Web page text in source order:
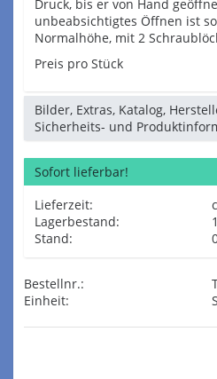
Druck, bis er von Hand
unbeabsichtigtes Öffnen ist
Normalhöhe, mit 2
Preis pro Stück
Bilder, Extras, Katalog,
Sicherheits- und
Sofort lieferbar!
Lieferzeit:
Lagerbestand:
Stand:
Bestellnr.:
Einheit: